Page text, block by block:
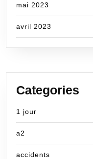
mai 2023
avril 2023
Categories
1 jour
a2
accidents